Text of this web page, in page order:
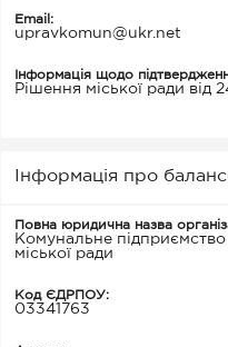
Email:
upravkomun@ukr.net
Інформація щодо
Рішення міської ради
Інформація про
Повна юридична назва
Комунальне підприємство
міської ради
Код ЄДРПОУ:
03341763